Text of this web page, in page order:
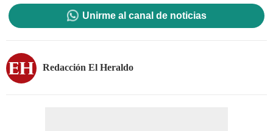
Unirme al canal de noticias
Redacción El Heraldo